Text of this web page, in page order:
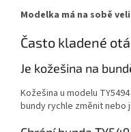
Modelka má na sobě
Často kladené
Je kožešina na
Kožešina u modelu
bundy rychle změnit nebo